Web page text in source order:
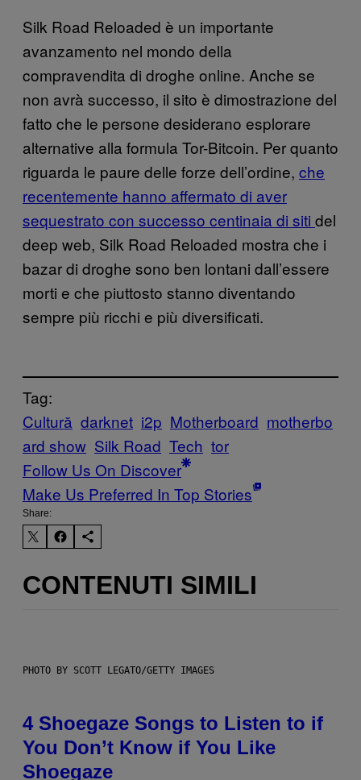
Silk Road Reloaded è un importante
avanzamento nel mondo della
compravendita di droghe online. Anche se
non avrà successo, il sito è dimostrazione del
fatto che le persone desiderano esplorare
alternative alla formula Tor-Bitcoin. Per quanto
riguarda le paure delle forze dell’ordine, che
recentemente hanno affermato di aver
sequestrato con successo centinaia di siti del
deep web, Silk Road Reloaded mostra che i
bazar di droghe sono ben lontani dall’essere
morti e che piuttosto stanno diventando
sempre più ricchi e più diversificati.
Tag:
Cultură darknet i2p Motherboard motherbo
ard show Silk Road Tech tor
Follow Us On Discover
Make Us Preferred In Top Stories
Share:
CONTENUTI SIMILI
PHOTO BY SCOTT LEGATO/GETTY IMAGES
4 Shoegaze Songs to Listen to if
You Don’t Know if You Like
Shoegaze